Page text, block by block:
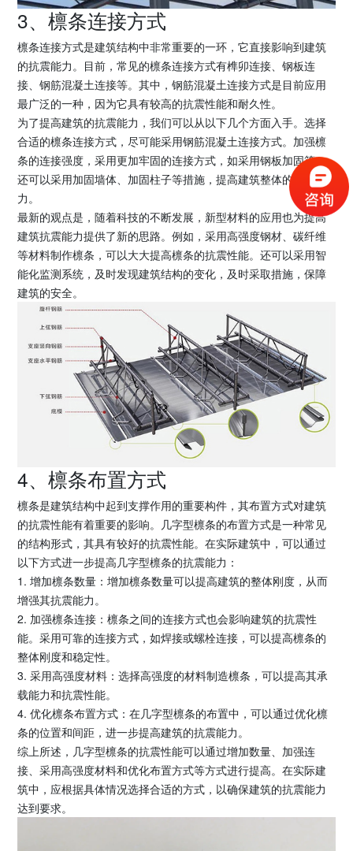
3、檩条连接方式
檩条连接方式是建筑结构中非常重要的一环，它直接影响到建筑
的抗震能力。目前，常见的檩条连接方式有榫卯连接、钢板连
接、钢筋混凝土连接等。其中，钢筋混凝土连接方式是目前应用
最广泛的一种，因为它具有较高的抗震性能和耐久性。
为了提高建筑的抗震能力，我们可以从以下几个方面入手。选择
合适的檩条连接方式，尽可能采用钢筋混凝土连接方式。加强檩
条的连接强度，采用更加牢固的连接方式，如采用钢板加固等。
还可以采用加固墙体、加固柱子等措施，提高建筑整体的抗震能
力。
最新的观点是，随着科技的不断发展，新型材料的应用也为提高
建筑抗震能力提供了新的思路。例如，采用高强度钢材、碳纤维
等材料制作檩条，可以大大提高檩条的抗震性能。还可以采用智
能化监测系统，及时发现建筑结构的变化，及时采取措施，保障
建筑的安全。
4、檩条布置方式
檩条是建筑结构中起到支撑作用的重要构件，其布置方式对建筑
的抗震性能有着重要的影响。几字型檩条的布置方式是一种常见
的结构形式，其具有较好的抗震性能。在实际建筑中，可以通过
以下方式进一步提高几字型檩条的抗震能力：
1. 增加檩条数量：增加檩条数量可以提高建筑的整体刚度，从而
增强其抗震能力。
2. 加强檩条连接：檩条之间的连接方式也会影响建筑的抗震性
能。采用可靠的连接方式，如焊接或螺栓连接，可以提高檩条的
整体刚度和稳定性。
3. 采用高强度材料：选择高强度的材料制造檩条，可以提高其承
载能力和抗震性能。
4. 优化檩条布置方式：在几字型檩条的布置中，可以通过优化檩
条的位置和间距，进一步提高建筑的抗震能力。
综上所述，几字型檩条的抗震性能可以通过增加数量、加强连
接、采用高强度材料和优化布置方式等方式进行提高。在实际建
筑中，应根据具体情况选择合适的方式，以确保建筑的抗震能力
达到要求。